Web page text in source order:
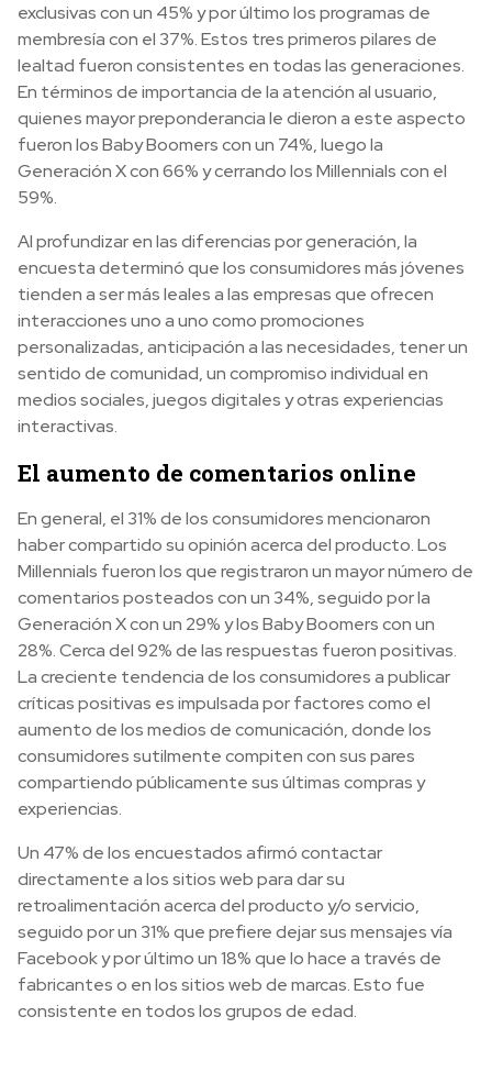
exclusivas con un 45% y por último los programas de
membresía con el 37%. Estos tres primeros pilares de
lealtad fueron consistentes en todas las generaciones.
En términos de importancia de la atención al usuario,
quienes mayor preponderancia le dieron a este aspecto
fueron los Baby Boomers con un 74%, luego la
Generación X con 66% y cerrando los Millennials con el
59%.
Al profundizar en las diferencias por generación, la
encuesta determinó que los consumidores más jóvenes
tienden a ser más leales a las empresas que ofrecen
interacciones uno a uno como promociones
personalizadas, anticipación a las necesidades, tener un
sentido de comunidad, un compromiso individual en
medios sociales, juegos digitales y otras experiencias
interactivas.
El aumento de comentarios online
En general, el 31% de los consumidores mencionaron
haber compartido su opinión acerca del producto. Los
Millennials fueron los que registraron un mayor número de
comentarios posteados con un 34%, seguido por la
Generación X con un 29% y los Baby Boomers con un
28%. Cerca del 92% de las respuestas fueron positivas.
La creciente tendencia de los consumidores a publicar
críticas positivas es impulsada por factores como el
aumento de los medios de comunicación, donde los
consumidores sutilmente compiten con sus pares
compartiendo públicamente sus últimas compras y
experiencias.
Un 47% de los encuestados afirmó contactar
directamente a los sitios web para dar su
retroalimentación acerca del producto y/o servicio,
seguido por un 31% que prefiere dejar sus mensajes vía
Facebook y por último un 18% que lo hace a través de
fabricantes o en los sitios web de marcas. Esto fue
consistente en todos los grupos de edad.